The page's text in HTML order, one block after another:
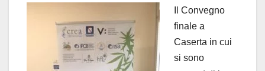
Il Convegno
finale a
Caserta in cui
si sono